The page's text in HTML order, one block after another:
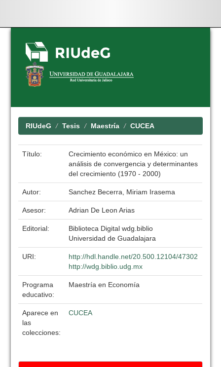
Skip
navigation
RIUdeG Tesis Maestría CUCEA
Título:
Crecimiento económico en México: un
análisis de convergencia y determinantes
del crecimiento (1970 - 2000)
Autor: Sanchez Becerra, Miriam Irasema
Asesor: Adrian De Leon Arias
Editorial:
Biblioteca Digital wdg.biblio
Universidad de Guadalajara
URI:
http://hdl.handle.net/20.500.12104/47302
http://wdg.biblio.udg.mx
Programa
educativo:
Maestría en Economía
Aparece en
las
colecciones:
CUCEA